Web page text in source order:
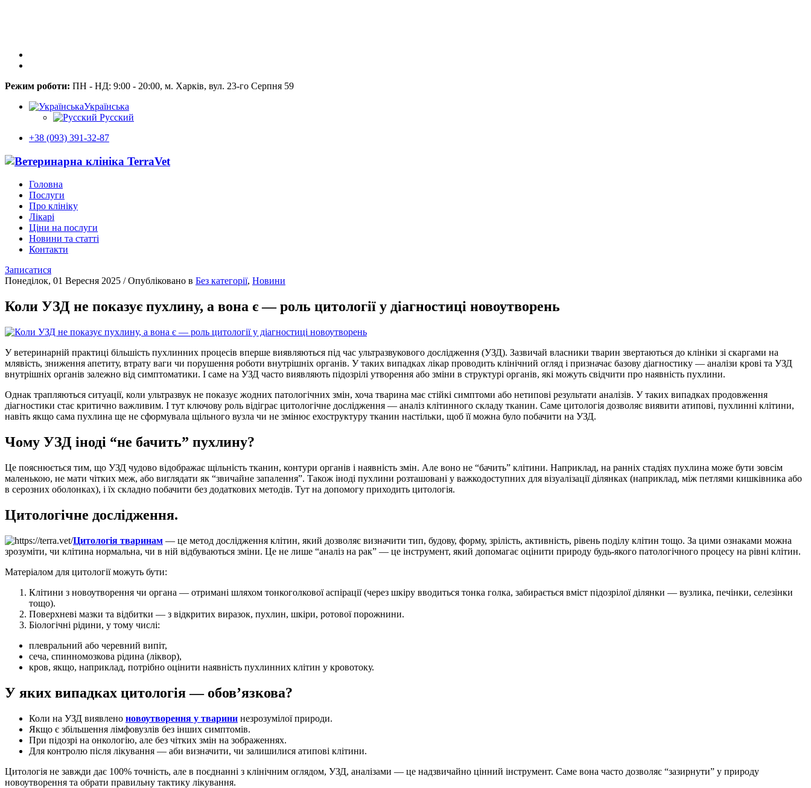
Режим роботи: ПН - НД: 9:00 - 20:00, м. Харків, вул. 23-го Серпня 59
Українська
Русский
+38 (093) 391-32-87
Головна
Послуги
Про клініку
Лікарі
Ціни на послуги
Новини та статті
Контакти
Записатися
Понеділок, 01 Вересня 2025 /Опубліковано в Без категорії, Новини
Коли УЗД не показує пухлину, а вона є — роль цитології у діагностиці новоутворень
У ветеринарній практиці більшість пухлинних процесів вперше виявляються під час ультразвукового дослідження (УЗД). Зазвичай власники тварин звертаються до клініки зі скаргами на
млявість, зниження апетиту, втрату ваги чи порушення роботи внутрішніх органів. У таких випадках лікар проводить клінічний огляд і призначає базову діагностику — аналізи крові та УЗД
внутрішніх органів залежно від симптоматики. І саме на УЗД часто виявляють підозрілі утворення або зміни в структурі органів, які можуть свідчити про наявність пухлини.
Однак трапляються ситуації, коли ультразвук не показує жодних патологічних змін, хоча тварина має стійкі симптоми або нетипові результати аналізів. У таких випадках продовження
діагностики стає критично важливим. І тут ключову роль відіграє цитологічне дослідження — аналіз клітинного складу тканин. Саме цитологія дозволяє виявити атипові, пухлинні клітини,
навіть якщо сама пухлина ще не сформувала щільного вузла чи не змінює ехоструктуру тканин настільки, щоб її можна було побачити на УЗД.
Чому УЗД іноді “не бачить” пухлину?
Це пояснюється тим, що УЗД чудово відображає щільність тканин, контури органів і наявність змін. Але воно не “бачить” клітини. Наприклад, на ранніх стадіях пухлина може бути зовсім
маленькою, не мати чітких меж, або виглядати як “звичайне запалення”. Також іноді пухлини розташовані у важкодоступних для візуалізації ділянках (наприклад, між петлями кишківника або
в серозних оболонках), і їх складно побачити без додаткових методів. Тут на допомогу приходить цитологія.
Цитологічне дослідження.
Цитологія тваринам — це метод дослідження клітин, який дозволяє визначити тип, будову, форму, зрілість, активність, рівень поділу клітин тощо. За цими ознаками можна
зрозуміти, чи клітина нормальна, чи в ній відбуваються зміни. Це не лише “аналіз на рак” — це інструмент, який допомагає оцінити природу будь-якого патологічного процесу на рівні клітин.
Матеріалом для цитології можуть бути:
Клітини з новоутворення чи органа — отримані шляхом тонкоголкової аспірації (через шкіру вводиться тонка голка, забирається вміст підозрілої ділянки — вузлика, печінки, селезінки
тощо).
Поверхневі мазки та відбитки — з відкритих виразок, пухлин, шкіри, ротової порожнини.
Біологічні рідини, у тому числі:
плевральний або черевний випіт,
сеча, спинномозкова рідина (ліквор),
кров, якщо, наприклад, потрібно оцінити наявність пухлинних клітин у кровотоку.
У яких випадках цитологія — обов’язкова?
Коли на УЗД виявлено новоутворення у тварини незрозумілої природи.
Якщо є збільшення лімфовузлів без інших симптомів.
При підозрі на онкологію, але без чітких змін на зображеннях.
Для контролю після лікування — аби визначити, чи залишилися атипові клітини.
Цитологія не завжди дає 100% точність, але в поєднанні з клінічним оглядом, УЗД, аналізами — це надзвичайно цінний інструмент. Саме вона часто дозволяє “зазирнути” у природу
новоутворення та обрати правильну тактику лікування.